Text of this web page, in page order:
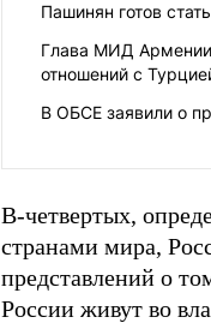
Пашинян готов
Глава МИД
отношений с
В ОБСЕ заявили о
В-четвертых,
странами мира,
представлений о
России живут во